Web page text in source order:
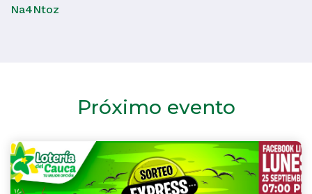
Na4Ntoz
Próximo evento